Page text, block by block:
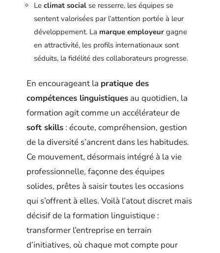
Le climat social se resserre, les équipes se
sentent valorisées par l’attention portée à leur
développement. La marque employeur gagne
en attractivité, les profils internationaux sont
séduits, la fidélité des collaborateurs progresse.
En encourageant la pratique des
compétences linguistiques au quotidien, la
formation agit comme un accélérateur de
soft skills : écoute, compréhension, gestion
de la diversité s’ancrent dans les habitudes.
Ce mouvement, désormais intégré à la vie
professionnelle, façonne des équipes
solides, prêtes à saisir toutes les occasions
qui s’offrent à elles. Voilà l’atout discret mais
décisif de la formation linguistique :
transformer l’entreprise en terrain
d’initiatives, où chaque mot compte pour